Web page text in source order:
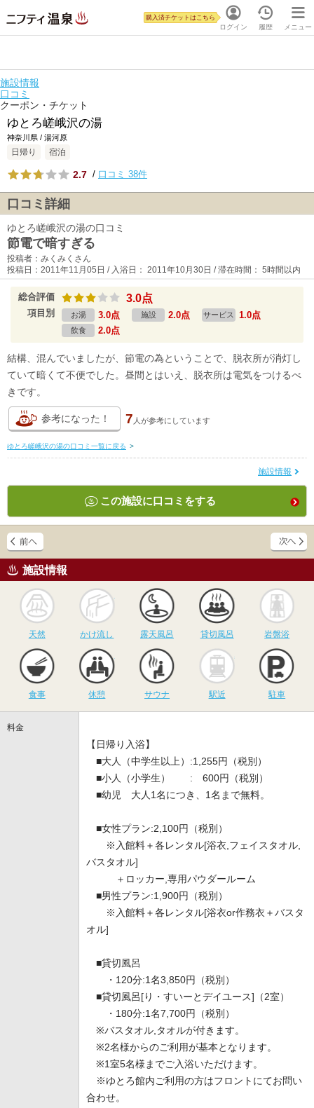
ログイン
購入済チケットはこちら
履歴 メニュー
施設情報
口コミ
クーポン・チケット
ゆとろ嵯峨沢の湯
神奈川県 / 湯河原
日帰り 宿泊
2.7 / 口コミ 38件
口コミ詳細
ゆとろ嵯峨沢の湯の口コミ
節電で暗すぎる
投稿者：みくみくさん
投稿日：2011年11月05日 / 入浴日： 2011年10月30日 / 滞在時間： 5時間以内
総合評価 3.0点
項目別 お湯 3.0点 施設 2.0点 サービス 1.0点
飲食 2.0点
結構、混んでいましたが、節電の為ということで、脱衣所が消灯し
ていて暗くて不便でした。昼間とはいえ、脱衣所は電気をつけるべ
きです。
参考になった！ 7 人が参考にしています
ゆとろ嵯峨沢の湯の口コミ一覧に戻る >
施設情報
この施設に口コミをする
施設情報
天然
かけ流し
かけ流し
露天風呂
露天風呂
貸切風呂
貸切風呂 岩盤浴
食事 休憩
サウナ
サウナ 駅近 駐車
料金
【日帰り入浴】
■大人（中学生以上）:1,255円（税別）
■小人（小学生） : 600円（税別）
■幼児 大人1名につき、1名まで無料。
■女性プラン:2,100円（税別）
※入館料＋各レンタル[浴衣,フェイスタオル,
バスタオル]
＋ロッカー,専用パウダールーム
■男性プラン:1,900円（税別）
※入館料＋各レンタル[浴衣or作務衣＋バスタ
オル]
■貸切風呂
・120分:1名3,850円（税別）
■貸切風呂[り・すいーとデイユース]（2室）
・180分:1名7,700円（税別）
※バスタオル,タオルが付きます。
※2名様からのご利用が基本となります。
※1室5名様までご入浴いただけます。
※ゆとろ館内ご利用の方はフロントにてお問い
合わせ。